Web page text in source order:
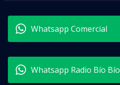
Whatsapp Comercial
Whatsapp Radio Bío Bío